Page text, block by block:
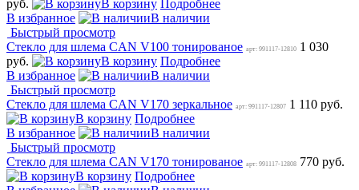
руб.
В корзину Подробнее
В избранное
В наличии
Быстрый просмотр
Стекло для шлема CAN V100 тонированое арт: 991117-12810 1 030
руб.
В корзину Подробнее
В избранное
В наличии
Быстрый просмотр
Стекло для шлема CAN V170 зеркальное арт: 991117-12807 1 110 руб.
В корзину Подробнее
В избранное
В наличии
Быстрый просмотр
Стекло для шлема CAN V170 тонированое арт: 991117-12808 770 руб.
В корзину Подробнее